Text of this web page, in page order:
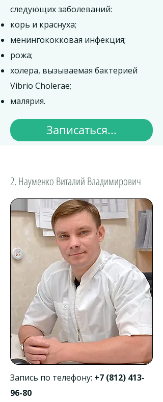
следующих заболеваний: ​
корь и краснуха;
менингококковая инфекция;
рожа;
холера, вызываемая бактерией
Vibrio Cholerae;
малярия.
Записаться...
2. Науменко Виталий Владимирович
Запись по телефону: +7 (812) 413-
96-80